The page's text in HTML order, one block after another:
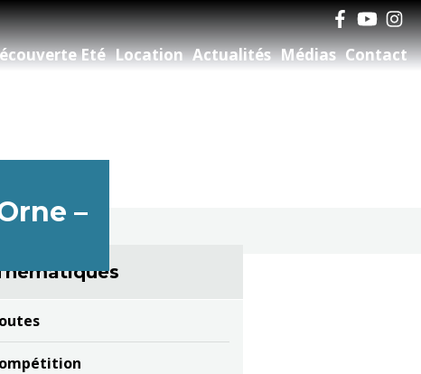
Eté Location Actualités Médias Contact
–